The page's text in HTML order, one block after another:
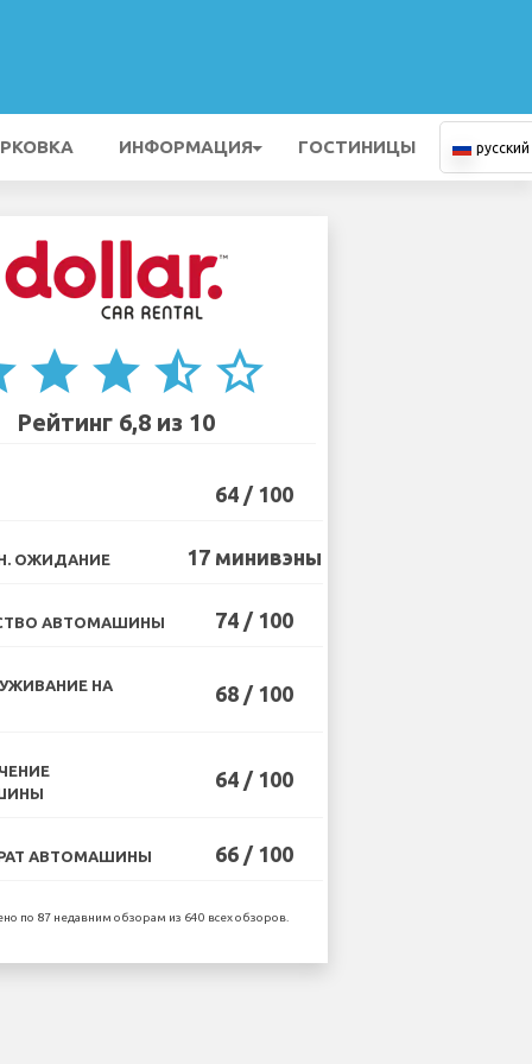
ИНФОРМАЦИЯ ГОСТИНИЦЫ русский
star star star_half star_border
Рейтинг 6,8 из 10
64 / 100
ОЖИДАНИЕ 17 минивэны
АВТОМАШИНЫ 74 / 100
НА
68 / 100
64 / 100
АВТОМАШИНЫ 66 / 100
по 87 недавним обзорам из 640 всех обзоров.